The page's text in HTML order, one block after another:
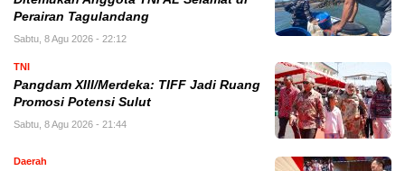
Perairan Tagulandang
Sabtu, 8 Agu 2026 - 22:12
TNI
Pangdam XIII/Merdeka: TIFF Jadi Ruang
Promosi Potensi Sulut
Sabtu, 8 Agu 2026 - 21:44
Daerah